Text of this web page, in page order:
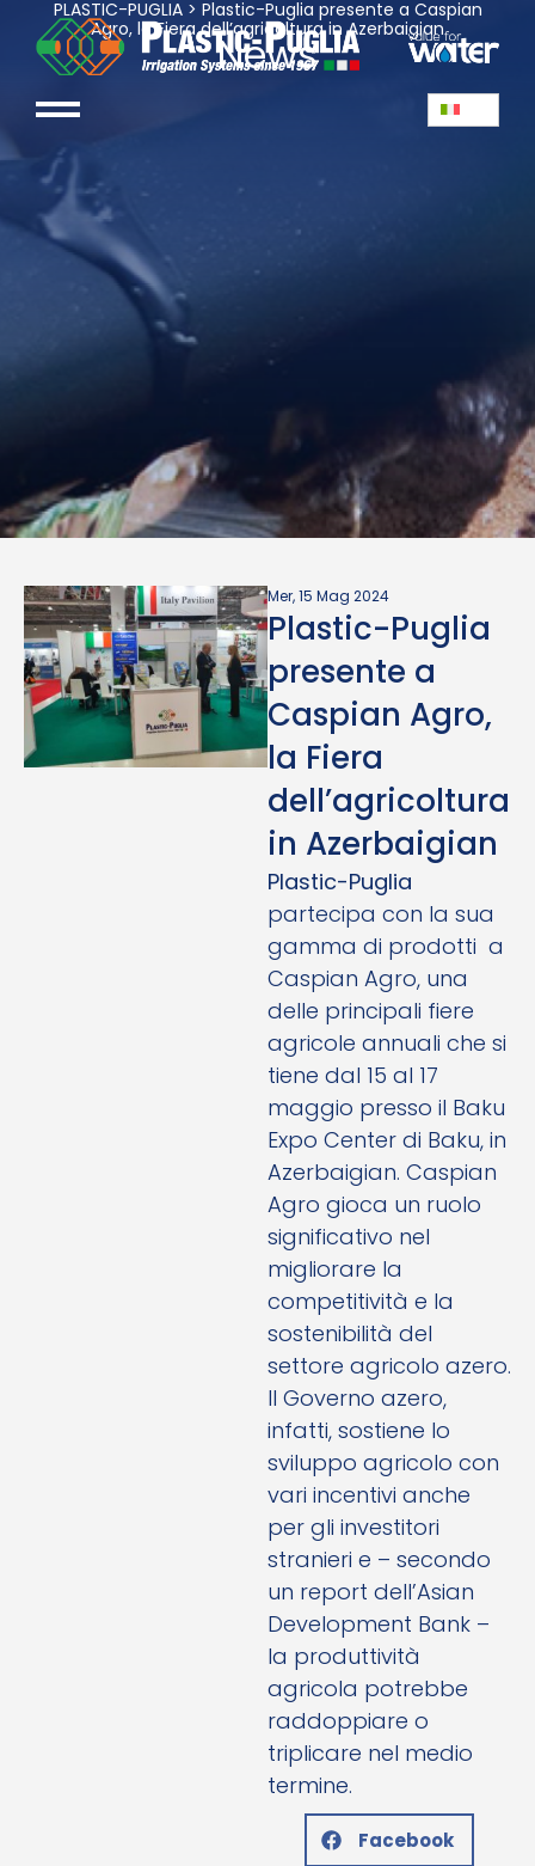
PLASTIC-PUGLIA> Plastic-Puglia presente a Caspian
Agro, la Fiera dell’agricoltura in Azerbaigian
News
Mer, 15 Mag 2024
Plastic-Puglia
presente a
Caspian Agro,
la Fiera
dell’agricoltura
in Azerbaigian
Plastic-Puglia
partecipa con la sua
gamma di prodotti a
Caspian Agro, una
delle principali fiere
agricole annuali che si
tiene dal 15 al 17
maggio presso il Baku
Expo Center di Baku, in
Azerbaigian. Caspian
Agro gioca un ruolo
significativo nel
migliorare la
competitività e la
sostenibilità del
settore agricolo azero.
Il Governo azero,
infatti, sostiene lo
sviluppo agricolo con
vari incentivi anche
per gli investitori
stranieri e – secondo
un report dell’Asian
Development Bank –
la produttività
agricola potrebbe
raddoppiare o
triplicare nel medio
termine.
Facebook